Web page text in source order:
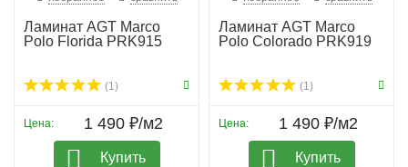
Ламинат AGT Marco
Polo Florida PRK915
(1)
Цена: 1 490 ₽/м2
Купить
Ламинат AGT Marco
Polo Colorado PRK919
(1)
Цена: 1 490 ₽/м2
Купить